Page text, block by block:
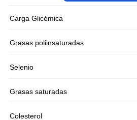
Carga Glicémica
Grasas poliinsaturadas
Selenio
Grasas saturadas
Colesterol